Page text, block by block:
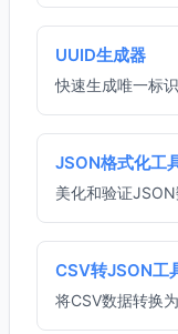
UUID生成器
快速生成唯一标
JSON格式化工
美化和验证JSON
CSV转JSON工
将CSV数据转换